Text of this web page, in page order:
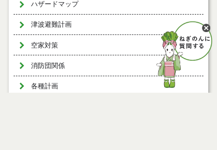
ハザードマップ
津波避難計画
空家対策
消防団関係
各種計画